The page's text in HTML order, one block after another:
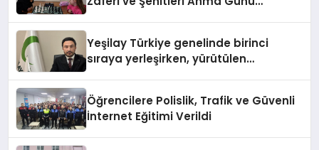
Yeşilay Türkiye genelinde birinci
sıraya yerleşirken, yürütülen
Öğrencilere Polislik, Trafik ve Güvenli
İnternet Eğitimi Verildi